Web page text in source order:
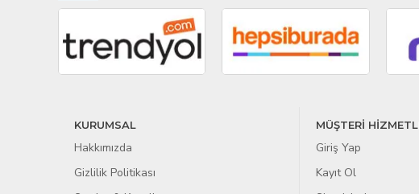
KURUMSAL
Hakkımızda
Gizlilik Politikası
MÜŞTERİ
Giriş Yap
Kayıt Ol